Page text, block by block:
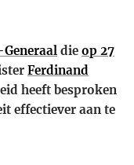
die op 27
Ferdinand
heeft besproken
effectiever aan te